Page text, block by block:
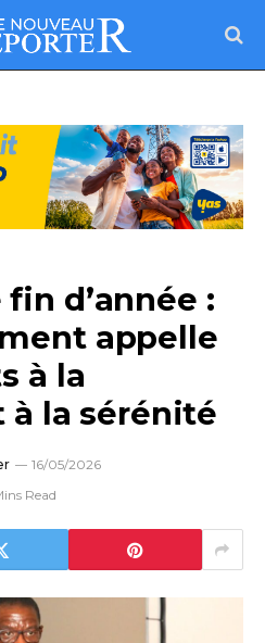
d’année :
appelle
à la
la sérénité
16/05/2026
Read